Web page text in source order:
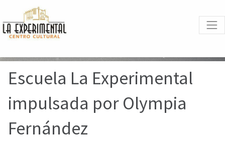
Escuela La Experimental
impulsada por Olympia
Fernández